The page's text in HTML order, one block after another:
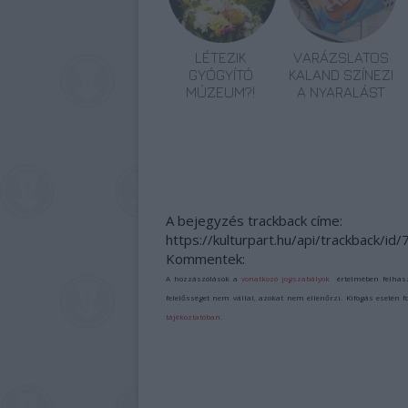
LÉTEZIK
GYÓGYÍTÓ
MÚZEUM?!
VARÁZSLATOS
KALAND SZÍNEZI
A NYARALÁST
A bejegyzés trackback címe:
https://kulturpart.hu/api/trackback/id/
Kommentek:
A hozzászólások avonatkozó jogszabályok értelmében
felelősséget nem vállal, azokat nem ellenőrzi. Kifogás esetén
tájékoztatóban